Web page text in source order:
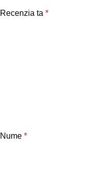
Recenzia ta *
Nume *